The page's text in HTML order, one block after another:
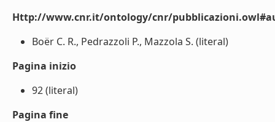
Http://www.cnr.it/ontology/cnr/
Boër C. R., Pedrazzoli P., Mazzola S. (literal)
Pagina inizio
92 (literal)
Pagina fine